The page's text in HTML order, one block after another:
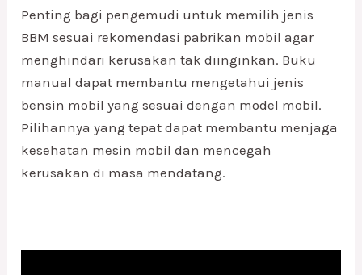
Penting bagi pengemudi untuk memilih jenis
BBM sesuai rekomendasi pabrikan mobil agar
menghindari kerusakan tak diinginkan. Buku
manual dapat membantu mengetahui jenis
bensin mobil yang sesuai dengan model mobil.
Pilihannya yang tepat dapat membantu menjaga
kesehatan mesin mobil dan mencegah
kerusakan di masa mendatang.